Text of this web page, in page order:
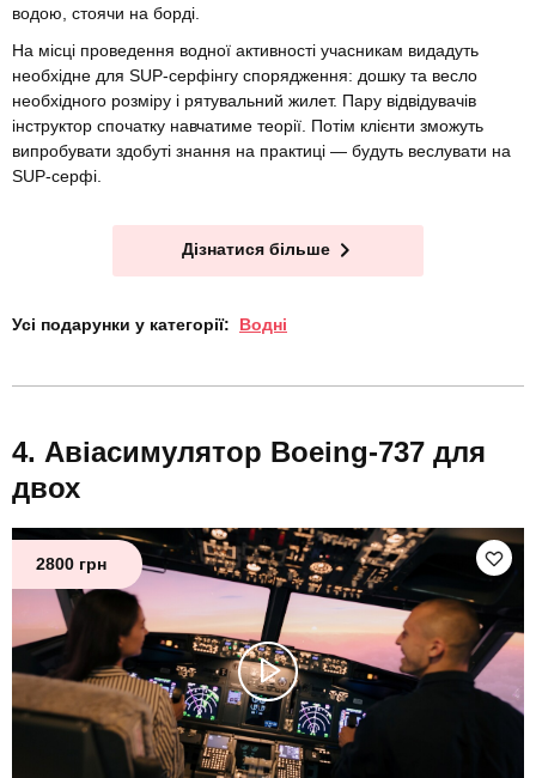
водою, стоячи на борді.
На місці проведення водної активності учасникам видадуть
необхідне для SUP-серфінгу спорядження: дошку та весло
необхідного розміру і рятувальний жилет. Пару відвідувачів
інструктор спочатку навчатиме теорії. Потім клієнти зможуть
випробувати здобуті знання на практиці — будуть веслувати на
SUP-серфі.
Дізнатися більше
Усі подарунки у категорії: Водні
Авіасимулятор Boeing-737 для
двох
2800 грн